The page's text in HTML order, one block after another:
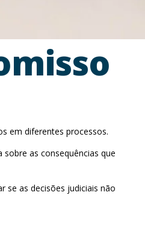
em diferentes processos.
as consequências que
se as decisões judiciais não